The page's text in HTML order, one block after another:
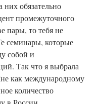
обязательно
промежуточного
пары, то тебя не
семинары, которые
собой и
Так что я выбрала
как международному
количество